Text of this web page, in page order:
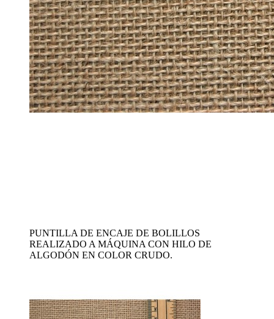
PUNTILLA DE ENCAJE DE BOLILLOS
REALIZADO A MÁQUINA CON HILO DE
ALGODÓN EN COLOR CRUDO.